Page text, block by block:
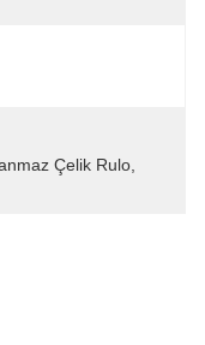
Çelik Rulo